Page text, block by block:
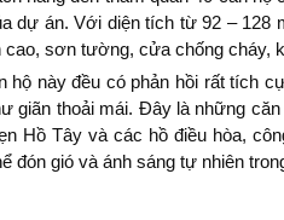
dự án. Với diện tích từ 92 –
sơn tường, cửa chống cháy,
này đều có phản hồi rất tích
giãn thoải mái. Đây là những
Hồ Tây và các hồ điều hòa,
đón gió và ánh sáng tự nhiên